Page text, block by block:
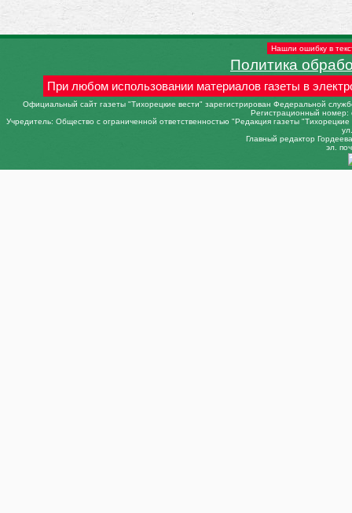
Нашли ошибку в
Политика
При любом использовании материалов газеты в
Официальный сайт газеты "Тихорецкие вести" зарегистрирован Федеральной
Регистрационный
Учредитель: Общество с ограниченной ответственностью "Редакция газеты
Главный редактор
эл.